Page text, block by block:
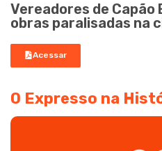
Vereadores de
obras paralisadas na
Acessar
O Expresso na